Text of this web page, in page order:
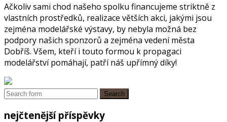
Ačkoliv sami chod našeho spolku financujeme striktně z
vlastních prostředků, realizace větších akci, jakými jsou
zejména modelářské výstavy, by nebyla možná bez
podpory našich sponzorů a zejména vedení města
Dobříš. Všem, kteří i touto formou k propagaci
modelářství pomáhají, patří náš upřímný díky!
nejčtenější příspěvky